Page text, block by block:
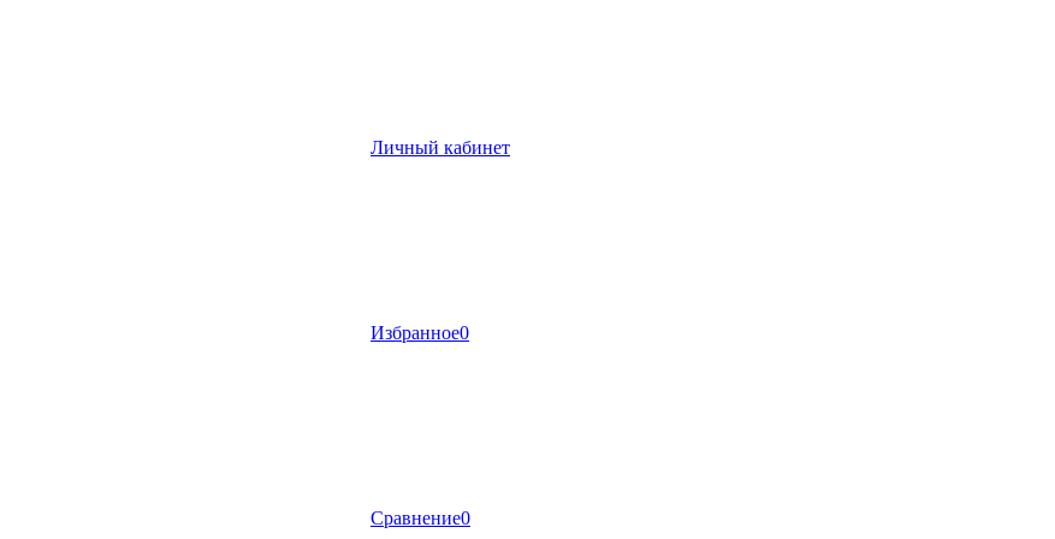
Личный кабинет
Избранное0
Сравнение0